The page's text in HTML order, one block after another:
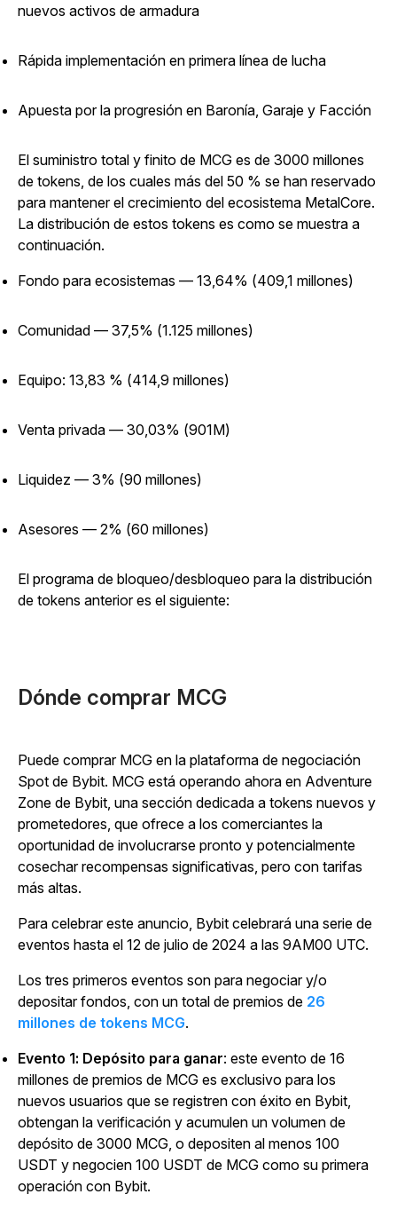
nuevos activos de armadura
Rápida implementación en primera línea de lucha
Apuesta por la progresión en Baronía, Garaje y Facción
El suministro total y finito de MCG es de 3000 millones
de tokens, de los cuales más del 50 % se han reservado
para mantener el crecimiento del ecosistema MetalCore.
La distribución de estos tokens es como se muestra a
continuación.
Fondo para ecosistemas — 13,64% (409,1 millones)
Comunidad — 37,5% (1.125 millones)
Equipo: 13,83 % (414,9 millones)
Venta privada — 30,03% (901M)
Liquidez — 3% (90 millones)
Asesores — 2% (60 millones)
El programa de bloqueo/desbloqueo para la distribución
de tokens anterior es el siguiente:
Dónde comprar MCG
Puede comprar MCG en la plataforma de negociación
Spot de Bybit. MCG está operando ahora en Adventure
Zone de Bybit, una sección dedicada a tokens nuevos y
prometedores, que ofrece a los comerciantes la
oportunidad de involucrarse pronto y potencialmente
cosechar recompensas significativas, pero con tarifas
más altas.
Para celebrar este anuncio, Bybit celebrará una serie de
eventos hasta el 12 de julio de 2024 a las 9AM00 UTC.
Los tres primeros eventos son para negociar y/o
depositar fondos, con un total de premios de 26
millones de tokens MCG.
Evento 1: Depósito para ganar: este evento de 16
millones de premios de MCG es exclusivo para los
nuevos usuarios que se registren con éxito en Bybit,
obtengan la verificación y acumulen un volumen de
depósito de 3000 MCG, o depositen al menos 100
USDT y negocien 100 USDT de MCG como su primera
operación con Bybit.